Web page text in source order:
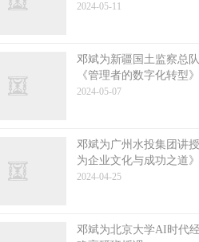
2024-05-11
邓斌为新疆国土监察总
《管理者的数字化转型》
2024-05-07
邓斌为广州水投集团讲
为企业文化与成功之道》
2024-04-25
邓斌为北京大学AI时代